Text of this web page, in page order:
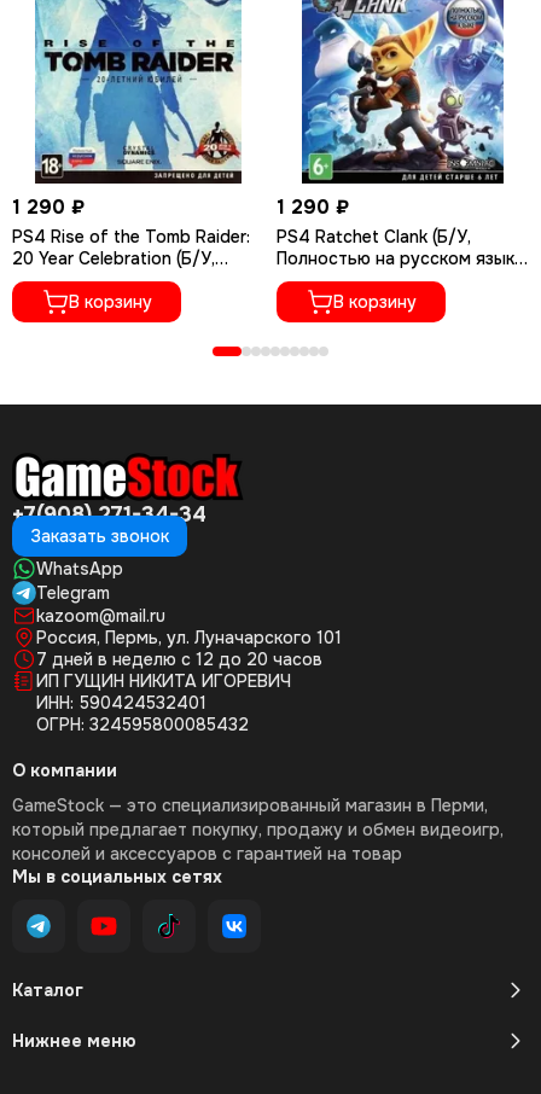
1 290 ₽
PS4 Rise of the Tomb Raider:
20 Year Celebration (Б/У,
Полностью на русском языке,
CUSA-05716)
В корзину
1 290 ₽
PS4 Ratchet Сlank (Б/У,
Полностью на русском языке,
CUSA-01073)
В корзину
+7(908) 271-34-34
Заказать звонок
WhatsApp
Telegram
kazoom@mail.ru
Россия, Пермь, ул. Луначарского 101
7 дней в неделю с 12 до 20 часов
ИП ГУЩИН НИКИТА ИГОРЕВИЧ
ИНН: 590424532401
ОГРН: 324595800085432
Каталог
Нижнее меню
О компании
GameStock — это специализированный магазин в Перми,
который предлагает покупку, продажу и обмен видеоигр,
консолей и аксессуаров с гарантией на товар
Мы в социальных сетях